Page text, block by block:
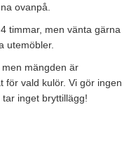
ovanpå.
timmar, men vänta gärna
utemöbler.
mängden är
för vald kulör. Vi gör ingen
inget bryttillägg!